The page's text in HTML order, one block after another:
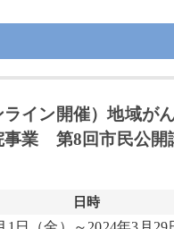
ライン開催）地域が
事業 第8回市民公開
日時